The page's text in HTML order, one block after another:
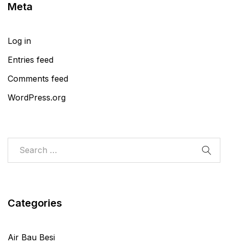
Meta
Log in
Entries feed
Comments feed
WordPress.org
Categories
Air Bau Besi